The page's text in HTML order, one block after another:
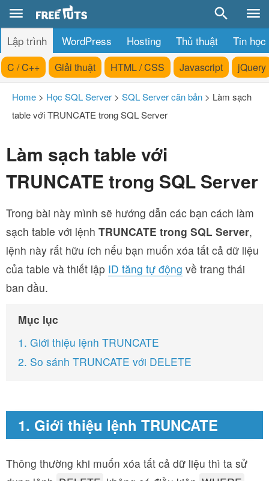
Lập trình WordPress Hosting Thủ thuật Tin học
C / C++ Giải thuật HTML / CSS Javascript jQuery
Home > Học SQL Server > SQL Server căn bản > Làm sạch
table với TRUNCATE trong SQL Server
Làm sạch table với
TRUNCATE trong SQL Server
Trong bài này mình sẽ hướng dẫn các bạn cách làm
sạch table với lệnh TRUNCATE trong SQL Server,
lệnh này rất hữu ích nếu bạn muốn xóa tất cả dữ liệu
của table và thiết lập ID tăng tự động về trang thái
ban đầu.
Mục lục
1. Giới thiệu lệnh TRUNCATE
2. So sánh TRUNCATE với DELETE
1. Giới thiệu lệnh TRUNCATE
Thông thường khi muốn xóa tất cả dữ liệu thì ta sử